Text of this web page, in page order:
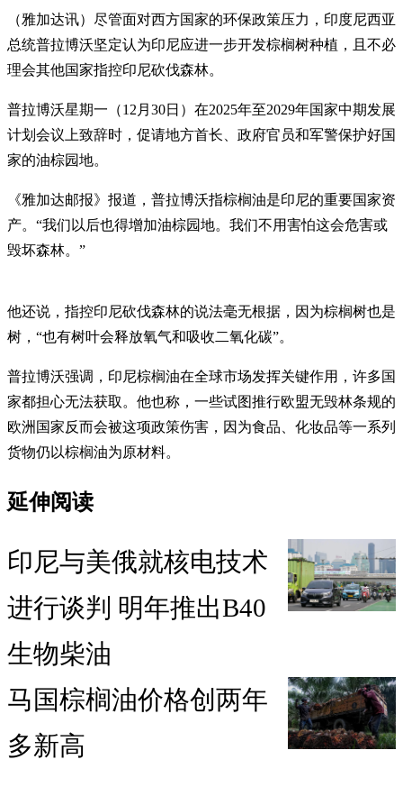
（雅加达讯）尽管面对西方国家的环保政策压力，印度尼西亚
总统普拉博沃坚定认为印尼应进一步开发棕榈树种植，且不必
理会其他国家指控印尼砍伐森林。
普拉博沃星期一（12月30日）在2025年至2029年国家中期发展
计划会议上致辞时，促请地方首长、政府官员和军警保护好国
家的油棕园地。
《雅加达邮报》报道，普拉博沃指棕榈油是印尼的重要国家资
产。“我们以后也得增加油棕园地。我们不用害怕这会危害或
毁坏森林。”
他还说，指控印尼砍伐森林的说法毫无根据，因为棕榈树也是
树，“也有树叶会释放氧气和吸收二氧化碳”。
普拉博沃强调，印尼棕榈油在全球市场发挥关键作用，许多国
家都担心无法获取。他也称，一些试图推行欧盟无毁林条规的
欧洲国家反而会被这项政策伤害，因为食品、化妆品等一系列
货物仍以棕榈油为原材料。
延伸阅读
印尼与美俄就核电技术
进行谈判 明年推出B40
生物柴油
马国棕榈油价格创两年
多新高